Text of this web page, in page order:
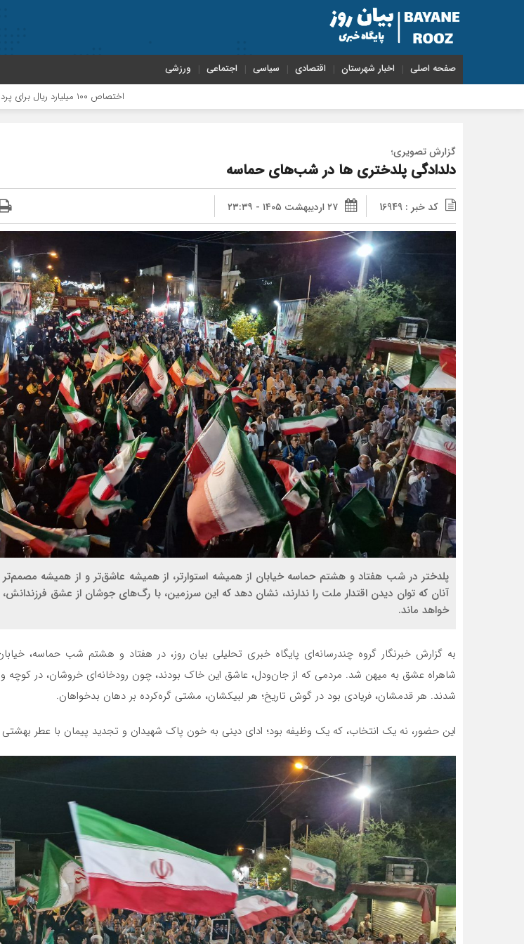
صفحه اصلی اخبار شهرستان اقتصادی سیاسی اجتماعی ورزشی
گزارش تصویری؛
دلدادگی پلدختری ها در شب‌های حماسه
کد خبر : 16949 ۲۷ اردیبهشت ۱۴۰۵ - ۲۳:۳۹
پلدختر در شب هفتاد و هشتم حماسه خیابان از همیشه استوارتر، از همیشه عاشق‌تر و از همیشه مصمم‌تر
آنان که توان دیدن اقتدار ملت را ندارند، نشان دهد که این سرزمین، با رگ‌های جوشان از عشق فرزندانش،
خواهد ماند.
به گزارش خبرنگار گروه چندرسانه‌ای پایگاه خبری تحلیلی بیان روز، در هفتاد و هشتم شب حماسه،
شاهراه عشق به میهن شد. مردمی که از جان‌ودل، عاشق این خاک بودند، چون رودخانه‌ای خروشان، در کوچه‌
شدند. هر قدمشان، فریادی بود در گوش تاریخ؛ هر لبیکشان، مشتی گره‌کرده بر دهان بدخواهان.
این حضور، نه یک انتخاب، که یک وظیفه بود؛ ادای دینی به خون پاک شهیدان و تجدید پیمان با عطر